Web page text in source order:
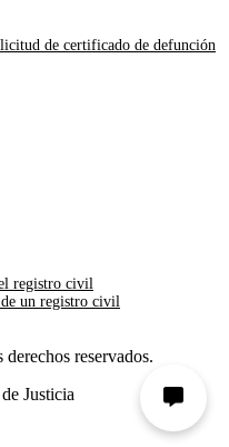
de certificado de defunción
registro civil
un registro civil
reservados.
Justicia